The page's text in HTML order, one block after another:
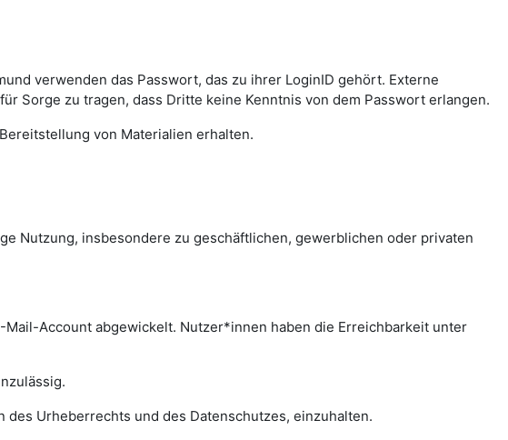
verwenden das Passwort, das zu ihrer LoginID gehört. Externe
Sorge zu tragen, dass Dritte keine Kenntnis von dem Passwort erlangen.
von Materialien erhalten.
Nutzung, insbesondere zu geschäftlichen, gewerblichen oder privaten
Account abgewickelt. Nutzer*innen haben die Erreichbarkeit unter
Urheberrechts und des Datenschutzes, einzuhalten.